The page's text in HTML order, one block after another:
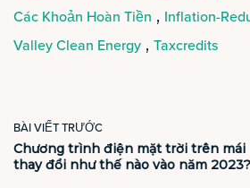
Các Khoản Hoàn Tiền , Inflation-
Valley Clean Energy , Taxcredits
BÀI VIẾT TRƯỚC
Chương trình điện mặt trời trên mái
thay đổi như thế nào vào năm 2023?